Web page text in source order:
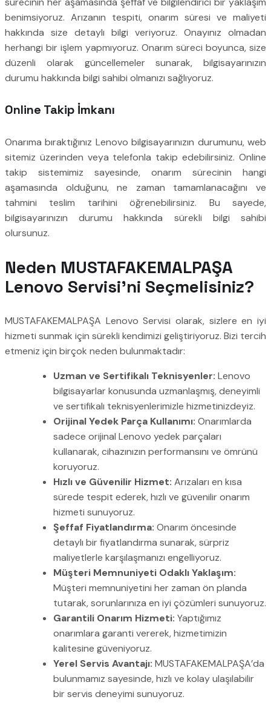
benimsiyoruz. Arızanın tespiti, onarım süresi ve maliyeti
hakkında size detaylı bilgi veriyoruz. Onayınız olmadan
herhangi bir işlem yapmıyoruz. Onarım süreci boyunca, size
düzenli olarak güncellemeler sunarak, bilgisayarınızın
durumu hakkında bilgi sahibi olmanızı sağlıyoruz.
Online Takip İmkanı
Onarıma bıraktığınız Lenovo bilgisayarınızın durumunu, web
sitemiz üzerinden veya telefonla takip edebilirsiniz. Online
takip sistemimiz sayesinde, onarım sürecinin hangi
aşamasında olduğunu, ne zaman tamamlanacağını ve
tahmini teslim tarihini öğrenebilirsiniz. Bu sayede,
bilgisayarınızın durumu hakkında sürekli bilgi sahibi
olursunuz.
Neden MUSTAFAKEMALPAŞA
Lenovo Servisi’ni Seçmelisiniz?
MUSTAFAKEMALPAŞA Lenovo Servisi olarak, sizlere en iyi
hizmeti sunmak için sürekli kendimizi geliştiriyoruz. Bizi tercih
etmeniz için birçok neden bulunmaktadır:
Uzman ve Sertifikalı Teknisyenler: Lenovo
bilgisayarlar konusunda uzmanlaşmış, deneyimli
ve sertifikalı teknisyenlerimizle hizmetinizdeyiz.
Orijinal Yedek Parça Kullanımı: Onarımlarda
sadece orijinal Lenovo yedek parçaları
kullanarak, cihazınızın performansını ve ömrünü
koruyoruz.
Hızlı ve Güvenilir Hizmet: Arızaları en kısa
sürede tespit ederek, hızlı ve güvenilir onarım
hizmeti sunuyoruz.
Şeffaf Fiyatlandırma: Onarım öncesinde
detaylı bir fiyatlandırma sunarak, sürpriz
maliyetlerle karşılaşmanızı engelliyoruz.
Müşteri Memnuniyeti Odaklı Yaklaşım:
Müşteri memnuniyetini her zaman ön planda
tutarak, sorunlarınıza en iyi çözümleri sunuyoruz.
Garantili Onarım Hizmeti: Yaptığımız
onarımlara garanti vererek, hizmetimizin
kalitesine güveniyoruz.
Yerel Servis Avantajı: MUSTAFAKEMALPAŞA’da
bulunmamız sayesinde, hızlı ve kolay ulaşılabilir
bir servis deneyimi sunuyoruz.